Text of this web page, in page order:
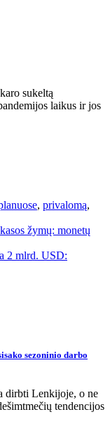
sukeltą
laikus ir jos
, privalomą,
žymų: monetų
2 mlrd. USD:
sezoninio darbo
dirbti Lenkijoje, o ne
tendencijos